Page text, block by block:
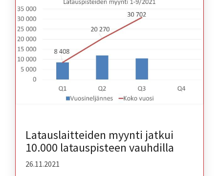
Latauslaitteiden myynti jatkui
10.000 latauspisteen vauhdilla
26.11.2021